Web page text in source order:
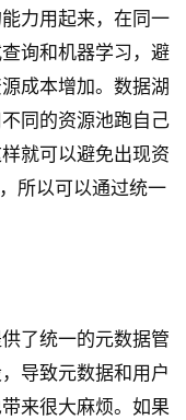
力用起来，在同一
询和机器学习，避
成本增加。数据湖
同的资源池跑自己
就可以避免出现资
所以可以通过统一
了统一的元数据管
导致元数据和用户
来很大麻烦。如果